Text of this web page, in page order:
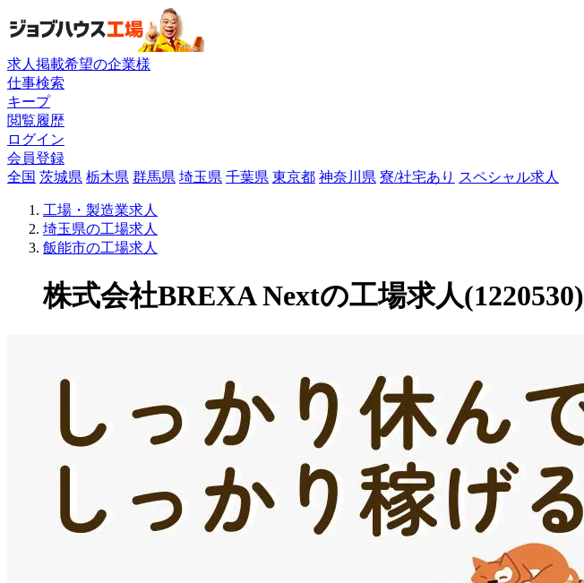
求人掲載希望の企業様
仕事検索
キープ
閲覧履歴
ログイン
会員登録
全国 茨城県 栃木県 群馬県 埼玉県 千葉県 東京都 神奈川県 寮/社宅あり スペシャル求人
工場・製造業求人
埼玉県の工場求人
飯能市の工場求人
株式会社BREXA Nextの工場求人(1220530)